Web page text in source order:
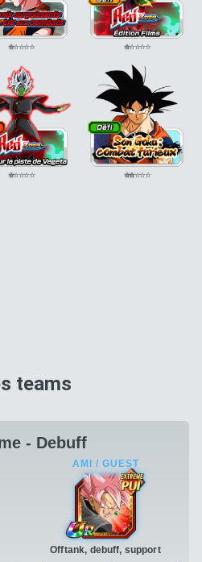
⭐⭐⭐⭐⭐ ⭐⭐⭐⭐⭐
⭐⭐⭐⭐⭐ ⭐⭐⭐⭐⭐
teams
- Debuff
Offtank, debuff, support